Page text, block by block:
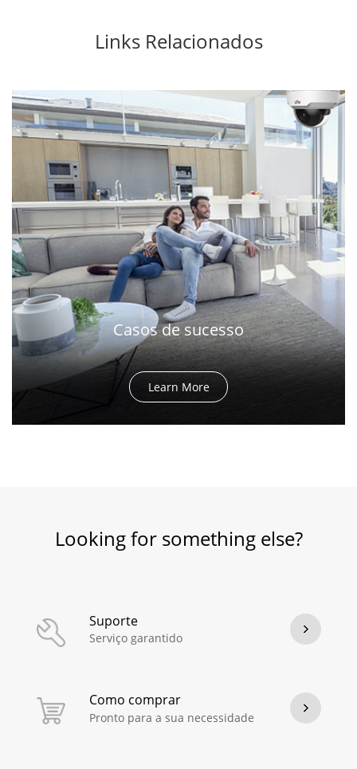
Links Relacionados
Casos de sucesso
Learn More
Looking for something else?
Suporte
Serviço garantido
Como comprar
Pronto para a sua necessidade